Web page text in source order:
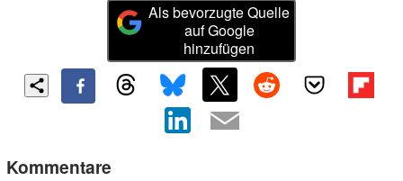
Als bevorzugte Quelle
auf Google
hinzufügen
Kommentare